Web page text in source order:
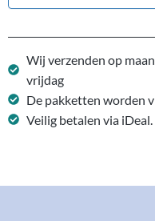
Wij verzenden op
vrijdag
De pakketten worden
Veilig betalen via